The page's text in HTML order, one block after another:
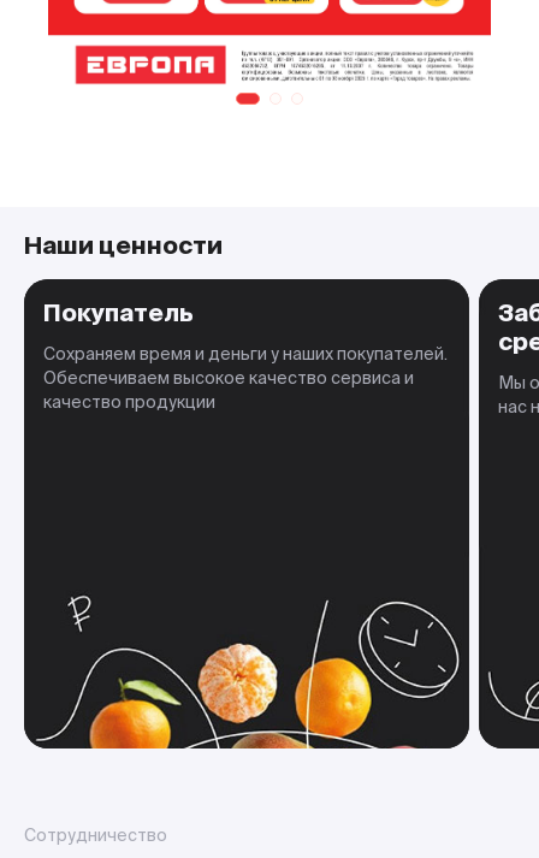
Наши ценности
Покупатель
Сохраняем время и деньги у наших покупателей.
Обеспечиваем высокое качество сервиса и
качество продукции
Мы
нас
Сотрудничество